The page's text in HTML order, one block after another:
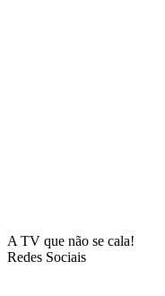
A TV que não se cala!
Redes Sociais